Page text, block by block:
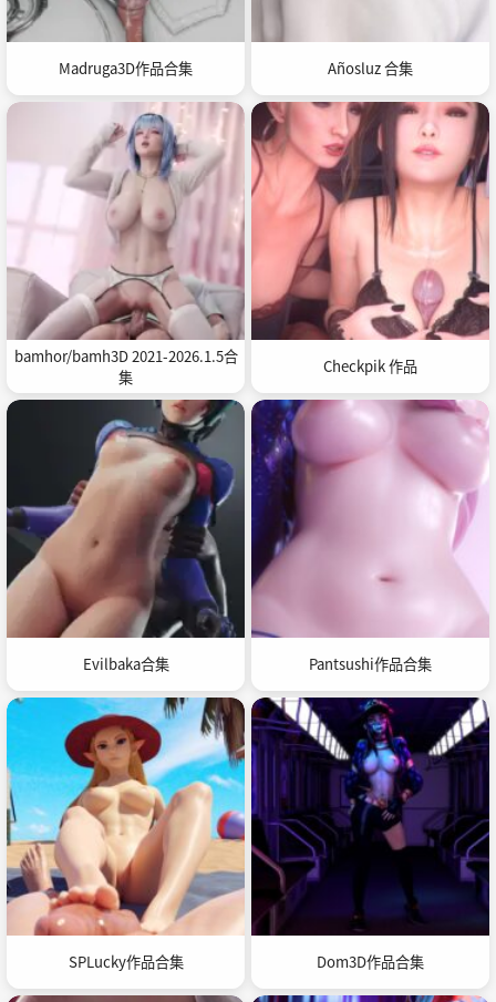
Madruga3D作品合集 Añosluz 合集
bamhor/bamh3D 2021-2026.1.5合
集
Checkpik 作品
Evilbaka合集 Pantsushi作品合集
SPLucky作品合集 Dom3D作品合集